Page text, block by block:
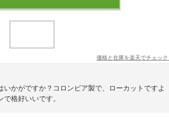
価格と在庫を楽天でチェック
かがですか？コロンビア製で、ローカットですよ
格好いいです。